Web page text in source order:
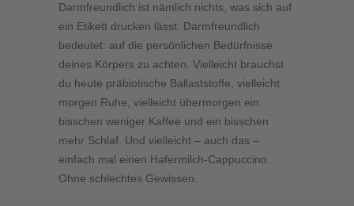
Darmfreundlich ist nämlich nichts, was sich auf
ein Etikett drucken lässt. Darmfreundlich
bedeutet: auf die persönlichen Bedürfnisse
deines Körpers zu achten. Vielleicht brauchst
du heute präbiotische Ballaststoffe, vielleicht
morgen Ruhe, vielleicht übermorgen ein
bisschen weniger Kaffee und ein bisschen
mehr Schlaf. Und vielleicht – auch das –
einfach mal einen Hafermilch-Cappuccino.
Ohne schlechtes Gewissen.